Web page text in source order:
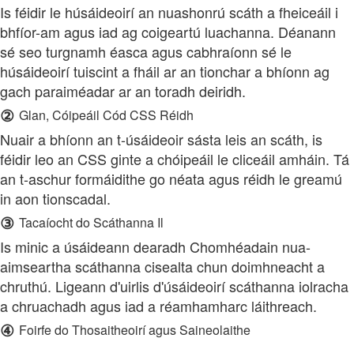
Is féidir le húsáideoirí an nuashonrú scáth a fheiceáil i
bhfíor-am agus iad ag coigeartú luachanna. Déanann
sé seo turgnamh éasca agus cabhraíonn sé le
húsáideoirí tuiscint a fháil ar an tionchar a bhíonn ag
gach paraiméadar ar an toradh deiridh.
② Glan, Cóipeáil Cód CSS Réidh
Nuair a bhíonn an t-úsáideoir sásta leis an scáth, is
féidir leo an CSS ginte a chóipeáil le cliceáil amháin. Tá
an t-aschur formáidithe go néata agus réidh le greamú
in aon tionscadal.
③ Tacaíocht do Scáthanna Il
Is minic a úsáideann dearadh Chomhéadain nua-
aimseartha scáthanna cisealta chun doimhneacht a
chruthú. Ligeann d'uirlis d'úsáideoirí scáthanna iolracha
a chruachadh agus iad a réamhamharc láithreach.
④ Foirfe do Thosaitheoirí agus Saineolaithe